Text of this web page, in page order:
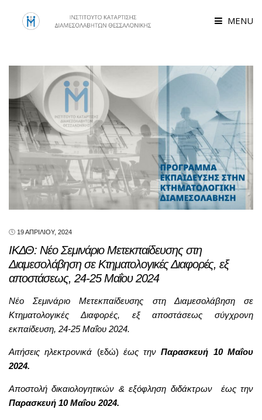
MENU
19 ΑΠΡΙΛΊΟΥ, 2024
ΙΚΔΘ: Νέο Σεμινάριο Μετεκπαίδευσης στη
Διαμεσολάβηση σε Κτηματολογικές Διαφορές, εξ
αποστάσεως, 24-25 Μαΐου 2024
Νέο Σεμινάριο Μετεκπαίδευσης στη Διαμεσολάβηση σε
Κτηματολογικές Διαφορές, εξ αποστάσεως σύγχρονη
εκπαίδευση, 24-25 Μαΐου 2024.
Αιτήσεις ηλεκτρονικά (εδώ) έως τηνΠαρασκευή 10 Μαΐου
2024.
Αποστολή δικαιολογητικών & εξόφληση διδάκτρων
έως την
Παρασκευή 10 Μαΐου 2024.